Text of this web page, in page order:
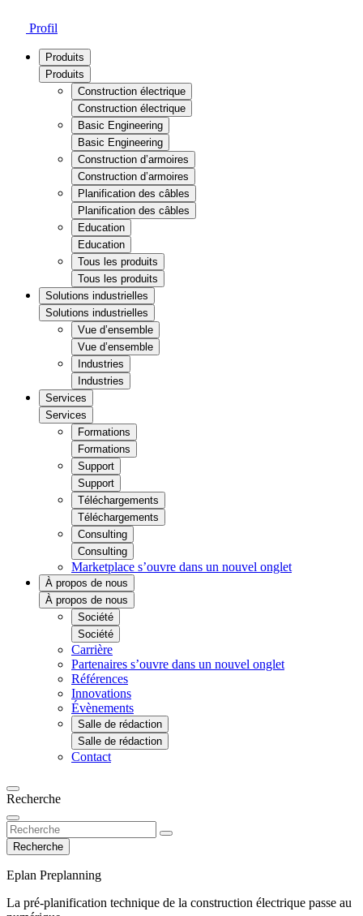
Profil
Produits
Produits
Construction électrique
Construction électrique
Basic Engineering
Basic Engineering
Construction d’armoires
Construction d’armoires
Planification des câbles
Planification des câbles
Education
Education
Tous les produits
Tous les produits
Solutions industrielles
Solutions industrielles
Vue d’ensemble
Vue d’ensemble
Industries
Industries
Services
Services
Formations
Formations
Support
Support
Téléchargements
Téléchargements
Consulting
Consulting
Marketplace s’ouvre dans un nouvel onglet
À propos de nous
À propos de nous
Société
Société
Carrière
Partenaires s’ouvre dans un nouvel onglet
Références
Innovations
Évènements
Salle de rédaction
Salle de rédaction
Contact
Recherche
Recherche
Eplan Preplanning
La pré-planification technique de la construction électrique passe au